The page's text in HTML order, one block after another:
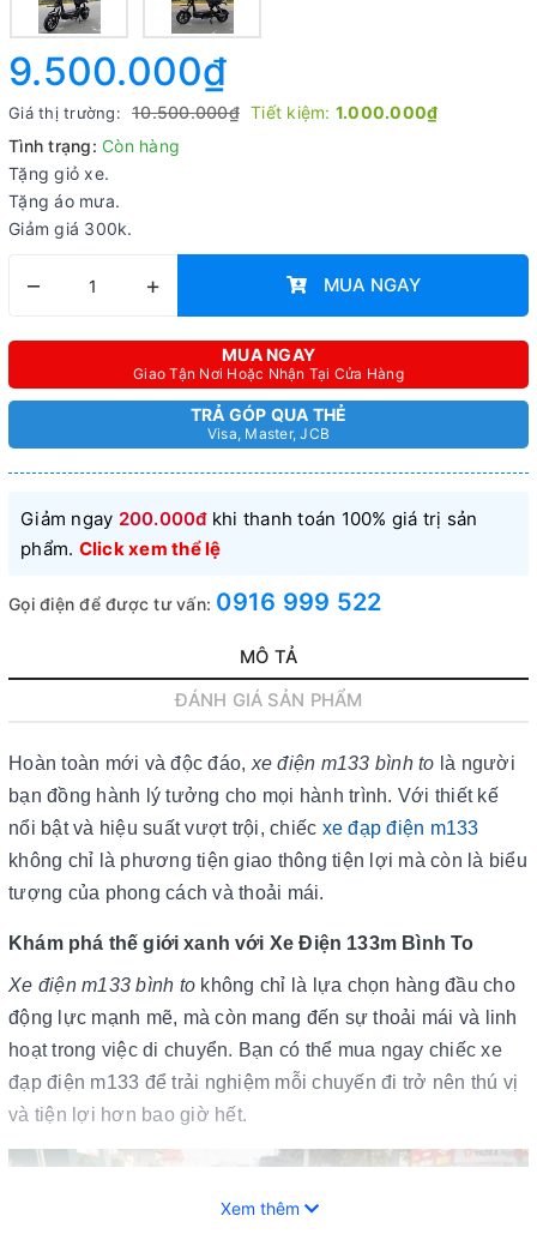
9.500.000₫
Giá thị trường: 10.500.000₫ Tiết kiệm: 1.000.000₫
Tình trạng: Còn hàng
Tặng giỏ xe.
Tặng áo mưa.
Giảm giá 300k.
– + MUA NGAY
MUA NGAY
Giao Tận Nơi Hoặc Nhận Tại Cửa Hàng
TRẢ GÓP QUA THẺ
Visa, Master, JCB
Giảm ngay 200.000đkhi thanh toán 100% giá trị sản
phẩm. Click xem thể lệ
Gọi điện để được tư vấn: 0916 999 522
MÔ TẢ
ĐÁNH GIÁ SẢN PHẨM
Hoàn toàn mới và độc đáo, xe điện m133 bình to là người
bạn đồng hành lý tưởng cho mọi hành trình. Với thiết kế
nổi bật và hiệu suất vượt trội, chiếc xe đạp điện m133
không chỉ là phương tiện giao thông tiện lợi mà còn là biểu
tượng của phong cách và thoải mái.
Khám phá thế giới xanh với Xe Điện 133m Bình To
Xe điện m133 bình to không chỉ là lựa chọn hàng đầu cho
động lực mạnh mẽ, mà còn mang đến sự thoải mái và linh
hoạt trong việc di chuyển. Bạn có thể mua ngay chiếc xe
đạp điện m133 để trải nghiệm mỗi chuyến đi trở nên thú vị
và tiện lợi hơn bao giờ hết.
Xem thêm